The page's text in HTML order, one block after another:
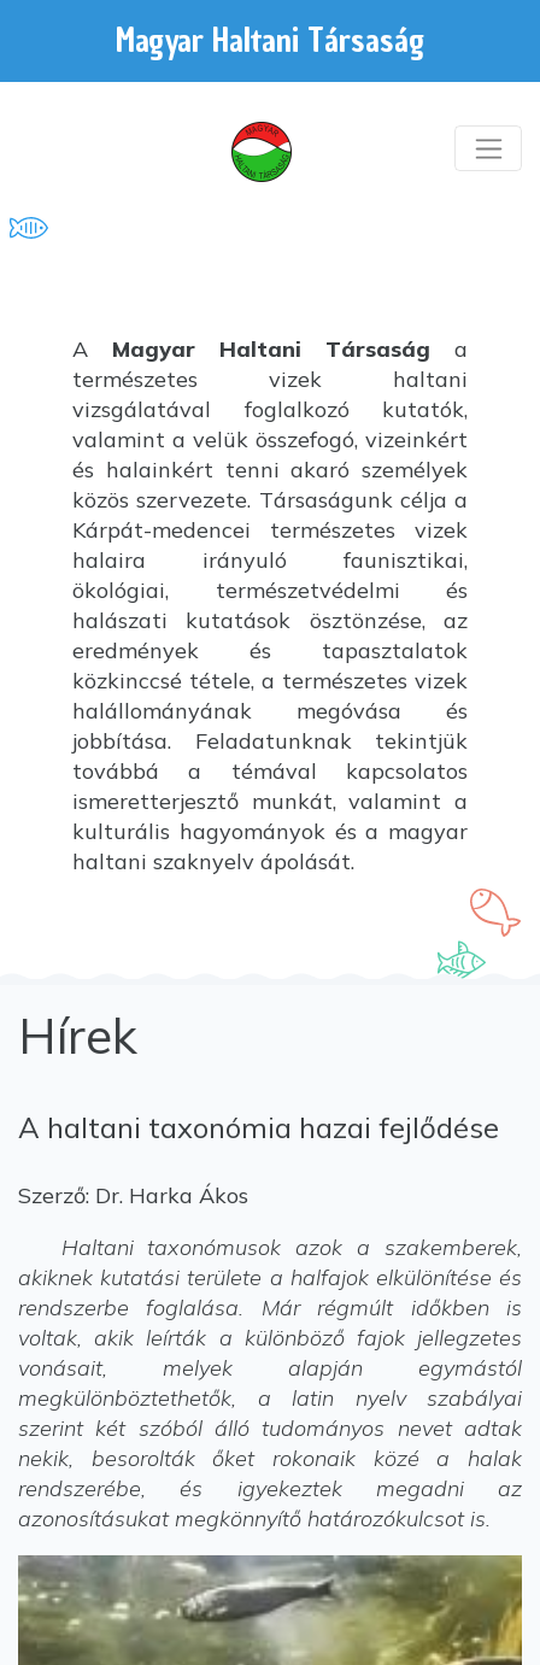
Magyar Haltani Társaság
A Magyar Haltani Társaság a
természetes vizek haltani
vizsgálatával foglalkozó kutatók,
valamint a velük összefogó, vizeinkért
és halainkért tenni akaró személyek
közös szervezete. Társaságunk célja a
Kárpát-medencei természetes vizek
halaira irányuló faunisztikai,
ökológiai, természetvédelmi és
halászati kutatások ösztönzése, az
eredmények és tapasztalatok
közkinccsé tétele, a természetes vizek
halállományának megóvása és
jobbítása. Feladatunknak tekintjük
továbbá a témával kapcsolatos
ismeretterjesztő munkát, valamint a
kulturális hagyományok és a magyar
haltani szaknyelv ápolását.
Hírek
A haltani taxonómia hazai fejlődése
Szerző: Dr. Harka Ákos
Haltani taxonómusok azok a szakemberek,
akiknek kutatási területe a halfajok elkülönítése és
rendszerbe foglalása. Már régmúlt időkben is
voltak, akik leírták a különböző fajok jellegzetes
vonásait, melyek alapján egymástól
megkülönböztethetők, a latin nyelv szabályai
szerint két szóból álló tudományos nevet adtak
nekik, besorolták őket rokonaik közé a halak
rendszerébe, és igyekeztek megadni az
azonosításukat megkönnyítő határozókulcsot is.